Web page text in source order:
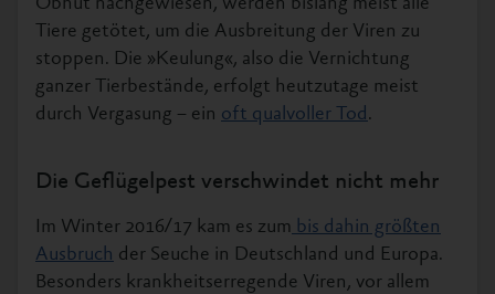
Obhut nachgewiesen, werden bislang meist alle
Tiere getötet, um die Ausbreitung der Viren zu
stoppen. Die »Keulung«, also die Vernichtung
ganzer Tierbestände, erfolgt heutzutage meist
durch Vergasung – ein oft qualvoller Tod.
Die Geflügelpest verschwindet nicht mehr
Im Winter 2016/17 kam es zum bis dahin größten
Ausbruch der Seuche in Deutschland und Europa.
Besonders krankheitserregende Viren, vor allem